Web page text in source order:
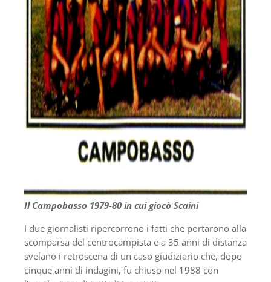
Il Campobasso 1979-80 in cui giocò Scaini
I due giornalisti ripercorrono i fatti che portarono alla
scomparsa del centrocampista e a 35 anni di distanza
svelano i retroscena di un caso giudiziario che, dopo
cinque anni di indagini, fu chiuso nel 1988 con